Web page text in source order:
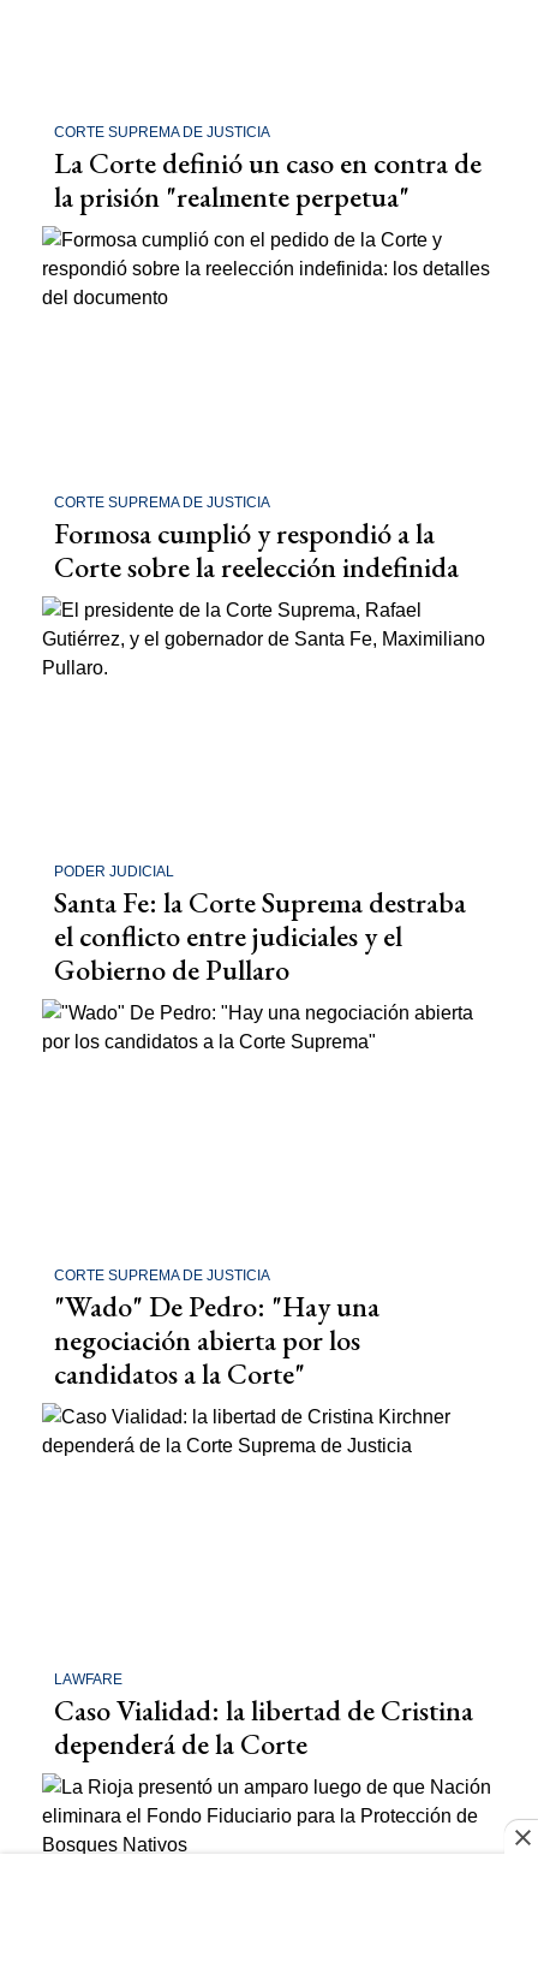
CORTE SUPREMA DE JUSTICIA
La Corte definió un caso en contra de
la prisión "realmente perpetua"
CORTE SUPREMA DE JUSTICIA
Formosa cumplió y respondió a la
Corte sobre la reelección indefinida
PODER JUDICIAL
Santa Fe: la Corte Suprema destraba
el conflicto entre judiciales y el
Gobierno de Pullaro
CORTE SUPREMA DE JUSTICIA
"Wado" De Pedro: "Hay una
negociación abierta por los
candidatos a la Corte"
LAWFARE
Caso Vialidad: la libertad de Cristina
dependerá de la Corte